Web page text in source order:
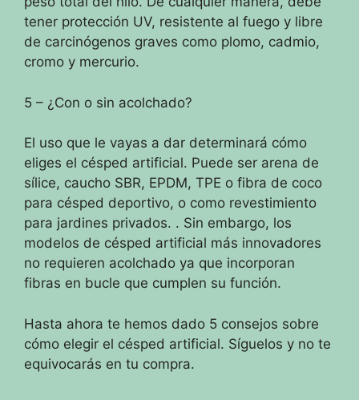
tener protección UV, resistente al fuego y libre
de carcinógenos graves como plomo, cadmio,
cromo y mercurio.
5 – ¿Con o sin acolchado?
El uso que le vayas a dar determinará cómo
eliges el césped artificial. Puede ser arena de
sílice, caucho SBR, EPDM, TPE o fibra de coco
para césped deportivo, o como revestimiento
para jardines privados. . Sin embargo, los
modelos de césped artificial más innovadores
no requieren acolchado ya que incorporan
fibras en bucle que cumplen su función.
Hasta ahora te hemos dado 5 consejos sobre
cómo elegir el césped artificial. Síguelos y no te
equivocarás en tu compra.